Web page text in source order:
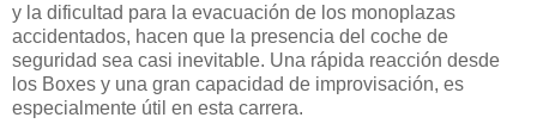
y la dificultad para la evacuación de los monoplazas
accidentados, hacen que la presencia del coche de
seguridad sea casi inevitable. Una rápida reacción desde
los Boxes y una gran capacidad de improvisación, es
especialmente útil en esta carrera.